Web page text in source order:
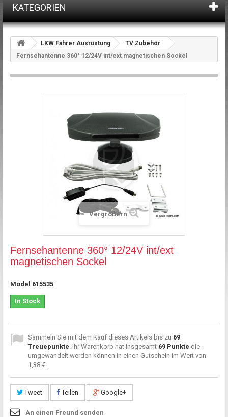
KATEGORIEN
LKW Fahrer Ausrüstung
TV Zubehör
Fernsehantenne 360° 12/24V int/ext magnetischen Sockel
Vergrößern
Fernsehantenne 360° 12/24V int/ext
magnetischen Sockel
Model 615535
In Stock
Sammeln Sie mit dem Kauf dieses Artikels bis zu 69
Treuepunkte . Ihr Warenkorb hat insgesamt 69 Punkte die
umgewandelt werden können in einen Gutschein im Wert von
1,38 €
Tweet Teilen Google+
An einen Freund senden